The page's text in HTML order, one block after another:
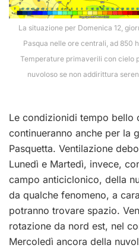
La situazione per Domenica 12,
Pasqua nelle ore centrali, ad 850
Temperature primaverili con cielo
nuvoloso se non addirittura
Le condizionidi tempo bello
continueranno anche per la
Pasquetta. Ventilazione
Lunedì e Martedì, invece,
campo anticiclonico, della
da qualche fenomeno, a
potranno trovare spazio.
rotazione da nord est, nel
Mercoledì ancora della